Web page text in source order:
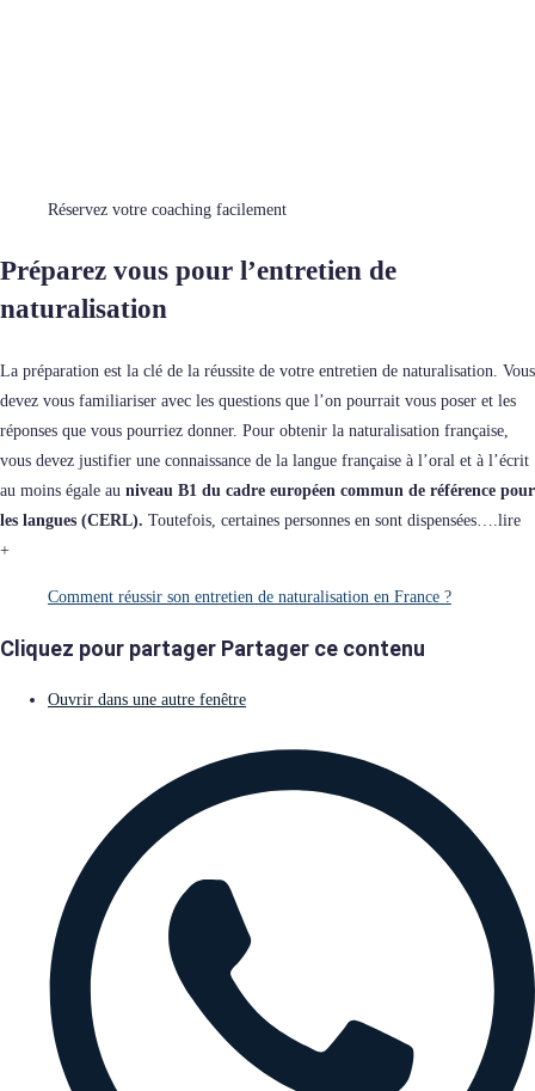
Réservez votre coaching facilement
Préparez vous pour l’entretien de
naturalisation
La préparation est la clé de la réussite de votre entretien de naturalisation. Vous
devez vous familiariser avec les questions que l’on pourrait vous poser et les
réponses que vous pourriez donner. Pour obtenir la naturalisation française,
vous devez justifier une connaissance de la langue française à l’oral et à l’écrit
au moins égale au niveau B1 du cadre européen commun de référence pour
les langues (CERL). Toutefois, certaines personnes en sont dispensées….lire
+
Comment réussir son entretien de naturalisation en France ?
Cliquez pour partager Partager ce contenu
Ouvrir dans une autre fenêtre